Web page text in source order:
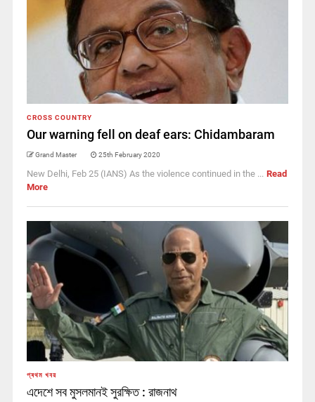
CROSS COUNTRY
Our warning fell on deaf ears: Chidambaram
Grand Master 25th February 2020
New Delhi, Feb 25 (IANS) As the violence continued in the ... Read
More
প্ৰথম খবর
এদেশে সব মুসলমানই সুরক্ষিত : রাজনাথ